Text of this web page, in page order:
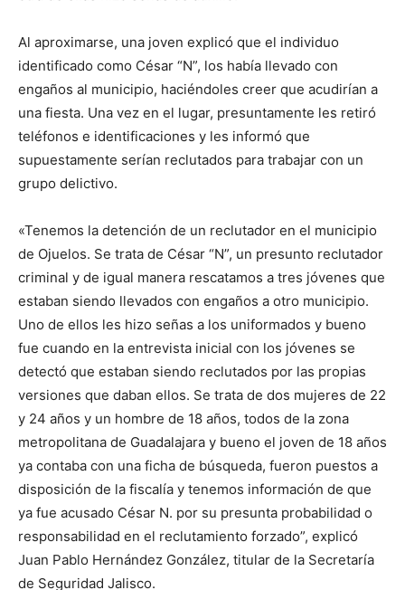
Al aproximarse, una joven explicó que el individuo
identificado como César “N”, los había llevado con
engaños al municipio, haciéndoles creer que acudirían a
una fiesta. Una vez en el lugar, presuntamente les retiró
teléfonos e identificaciones y les informó que
supuestamente serían reclutados para trabajar con un
grupo delictivo.
«Tenemos la detención de un reclutador en el municipio
de Ojuelos. Se trata de César “N”, un presunto reclutador
criminal y de igual manera rescatamos a tres jóvenes que
estaban siendo llevados con engaños a otro municipio.
Uno de ellos les hizo señas a los uniformados y bueno
fue cuando en la entrevista inicial con los jóvenes se
detectó que estaban siendo reclutados por las propias
versiones que daban ellos. Se trata de dos mujeres de 22
y 24 años y un hombre de 18 años, todos de la zona
metropolitana de Guadalajara y bueno el joven de 18 años
ya contaba con una ficha de búsqueda, fueron puestos a
disposición de la fiscalía y tenemos información de que
ya fue acusado César N. por su presunta probabilidad o
responsabilidad en el reclutamiento forzado”, explicó
Juan Pablo Hernández González, titular de la Secretaría
de Seguridad Jalisco.